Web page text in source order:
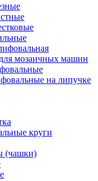
мозаичных машин
на липучке
круги
(чашки)